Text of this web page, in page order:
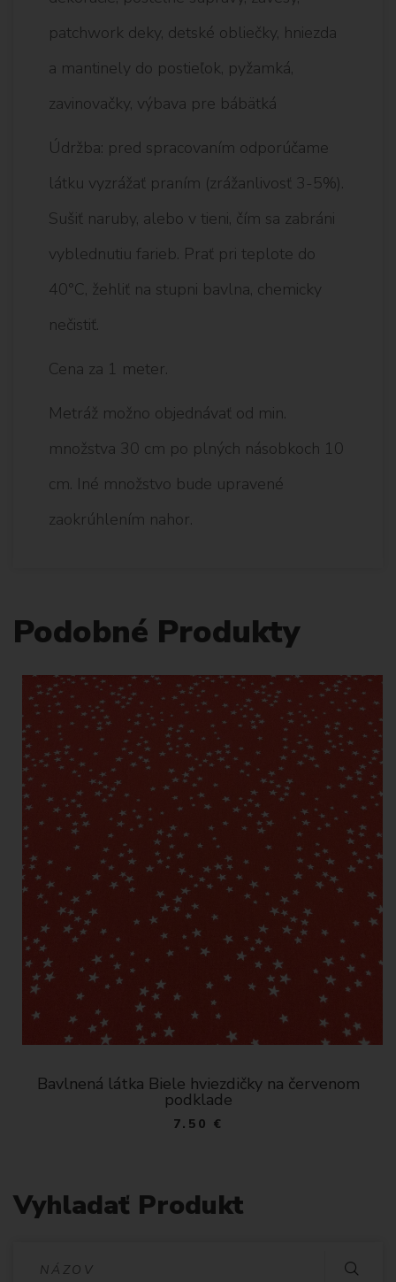
patchwork deky, detské obliečky, hniezda
a mantinely do postieľok, pyžamká,
zavinovačky, výbava pre bábätká
Údržba: pred spracovaním odporúčame
látku vyzrážať praním (zrážanlivosť 3-5%).
Sušiť naruby, alebo v tieni, čím sa zabráni
vyblednutiu farieb. Prať pri teplote do
40°C, žehliť na stupni bavlna, chemicky
nečistiť.
Cena za 1 meter.
Metráž možno objednávať od min.
množstva 30 cm po plných násobkoch 10
cm. Iné množstvo bude upravené
zaokrúhlením nahor.
Podobné Produkty
Bavlnená látka Biele hviezdičky na červenom
podklade
7.50 €
Vyhladať Produkt